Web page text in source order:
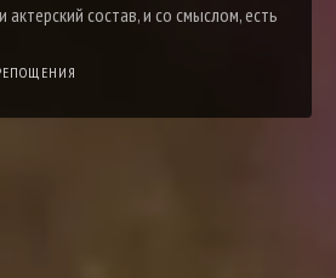
состав, и со смыслом, есть